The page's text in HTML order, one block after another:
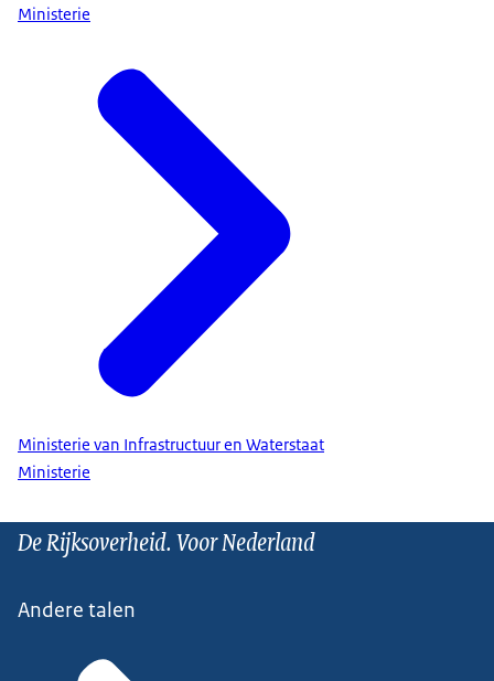
Ministerie
Ministerie van Infrastructuur en Waterstaat
Ministerie
De Rijksoverheid. Voor Nederland
Andere talen